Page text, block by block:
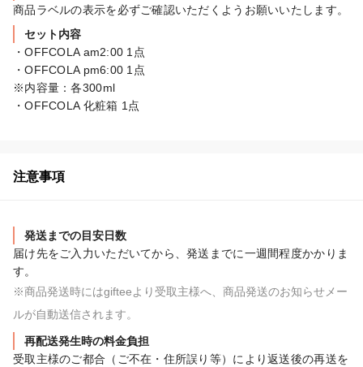
商品ラベルの表示を必ずご確認いただくようお願いいたします。
セット内容
・OFFCOLA am2:00 1点
・OFFCOLA pm6:00 1点
※内容量：各300ml
・OFFCOLA 化粧箱 1点
注意事項
発送までの目安日数
届け先をご入力いただいてから、発送までに一週間程度かかりま
す。
※商品発送時にはgifteeより受取主様へ、商品発送のお知らせメー
ルが自動送信されます。
再配送発生時の料金負担
受取主様のご都合（ご不在・住所誤り等）により返送後の再送を